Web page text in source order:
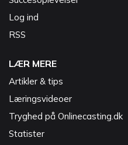
Log ind
RSS
LÆR MERE
Artikler & tips
Læringsvideoer
Tryghed på Onlinecasting.dk
Statister